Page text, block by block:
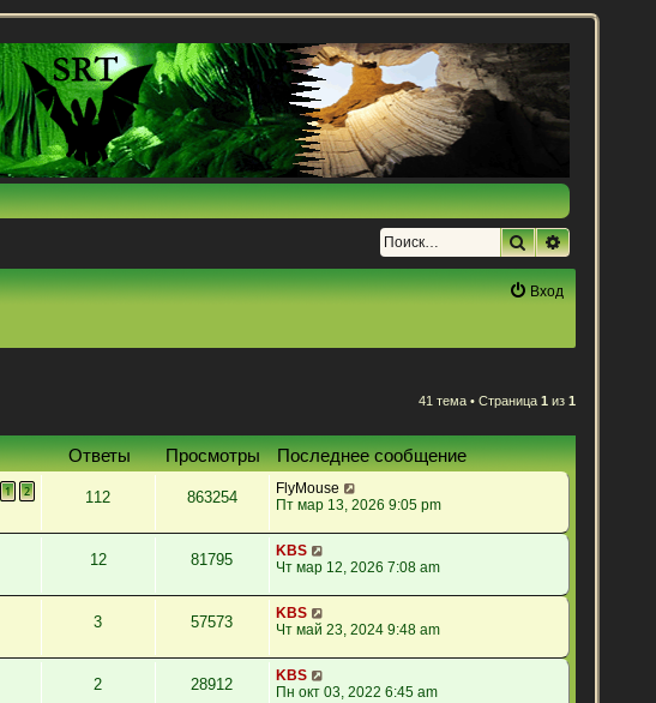
Поиск
Вход
41 тема • Страница 1 из 1
Ответы Просмотры Последнее сообщение
1 2 112 863254
FlyMouse
Пт мар 13, 2026 9:05 pm
12 81795
KBS
Чт мар 12, 2026 7:08 am
3 57573
KBS
Чт май 23, 2024 9:48 am
2 28912
KBS
Пн окт 03, 2022 6:45 am